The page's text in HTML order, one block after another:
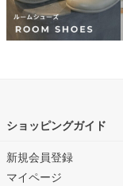
ショッピングガイド
新規会員登録
マイページ